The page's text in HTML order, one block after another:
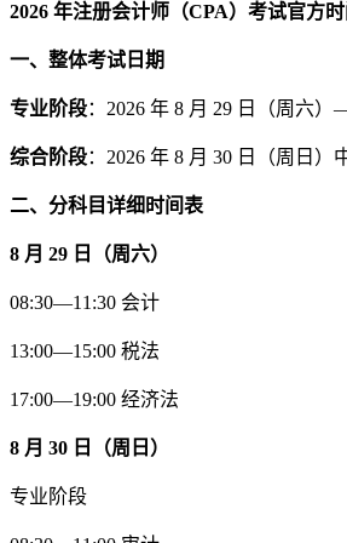
2026 年注册会计师（CPA）考试官方时
一、整体考试日期
专业阶段：2026 年 8 月 29 日（周六
综合阶段：2026 年 8 月 30 日（周日）
二、分科目详细时间表
8 月 29 日（周六）
08:30—11:30 会计
13:00—15:00 税法
17:00—19:00 经济法
8 月 30 日（周日）
专业阶段